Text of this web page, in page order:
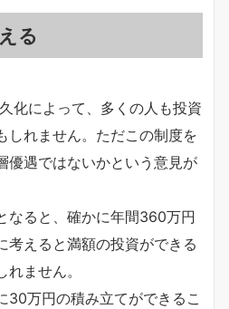
る
化によって、多くの人も投資
しれません。ただこの制度を
優遇ではないかという意見が
なると、確かに年間360万円
考えると満額の投資ができる
ません。
30万円の積み立てができるこ